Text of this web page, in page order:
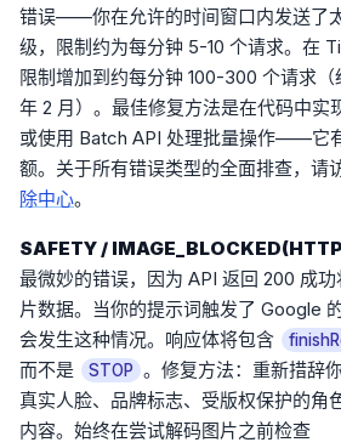
错误——你在允许的时间窗口内发送了
级，限制约为每分钟 5-10 个请求。在
限制增加到约每分钟 100-300 个请求
年 2 月）。最佳修复方法是在代码中实
或使用 Batch API 处理批量操作——它
额。关于所有错误类型的全面排查，请
除中心。
SAFETY /
最微妙的错误，因为 API 返回 200 成
片数据。当你的提示词触发了 Google
会发生这种情况。响应体将包含
而不是 STOP 。修复方法：重新措辞
真实人脸、品牌标志、受版权保护的角
内容。始终在尝试解码图片之前检查